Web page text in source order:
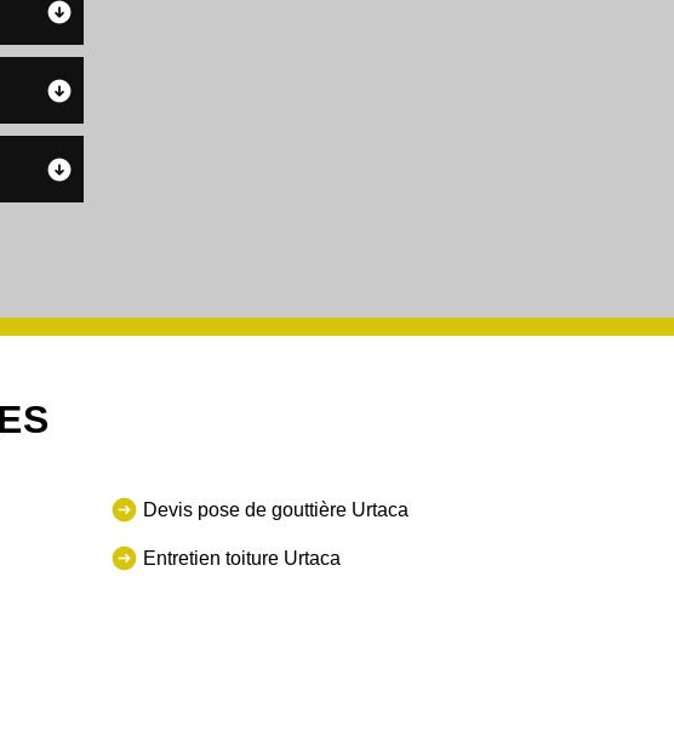
Devis pose de gouttière Urtaca
Entretien toiture Urtaca